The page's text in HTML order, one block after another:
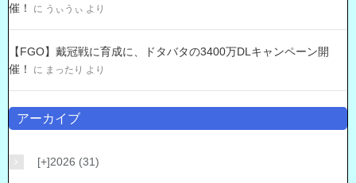
催！
に うぃうぃ より
【FGO】戴冠戦に育成に、ドタバタの3400万DLキャンペーン開
催！
に まったり より
アーカイブ
[+]2026 (31)